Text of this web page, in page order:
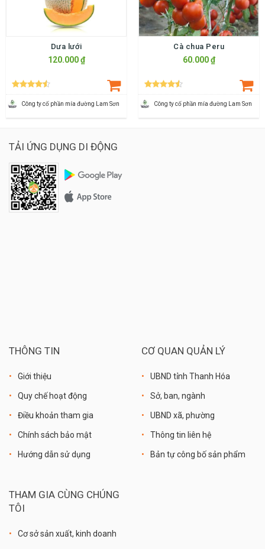
Dưa lưới
120.000 ₫
Công ty cố phần mía đường Lam Sơn
Cà chua Peru
60.000 ₫
Công ty cố phần mía đường Lam Sơn
TẢI ỨNG DỤNG DI ĐỘNG
THÔNG TIN
Giới thiệu
Quy chế hoạt động
Điều khoản tham gia
Chính sách bảo mật
Hướng dẫn sử dụng
CƠ QUAN QUẢN LÝ
UBND tỉnh Thanh Hóa
Sở, ban, ngành
UBND xã, phường
Thông tin liên hệ
Bản tự công bố sản phẩm
THAM GIA CÙNG CHÚNG
TÔI
Cơ sở sản xuất, kinh doanh